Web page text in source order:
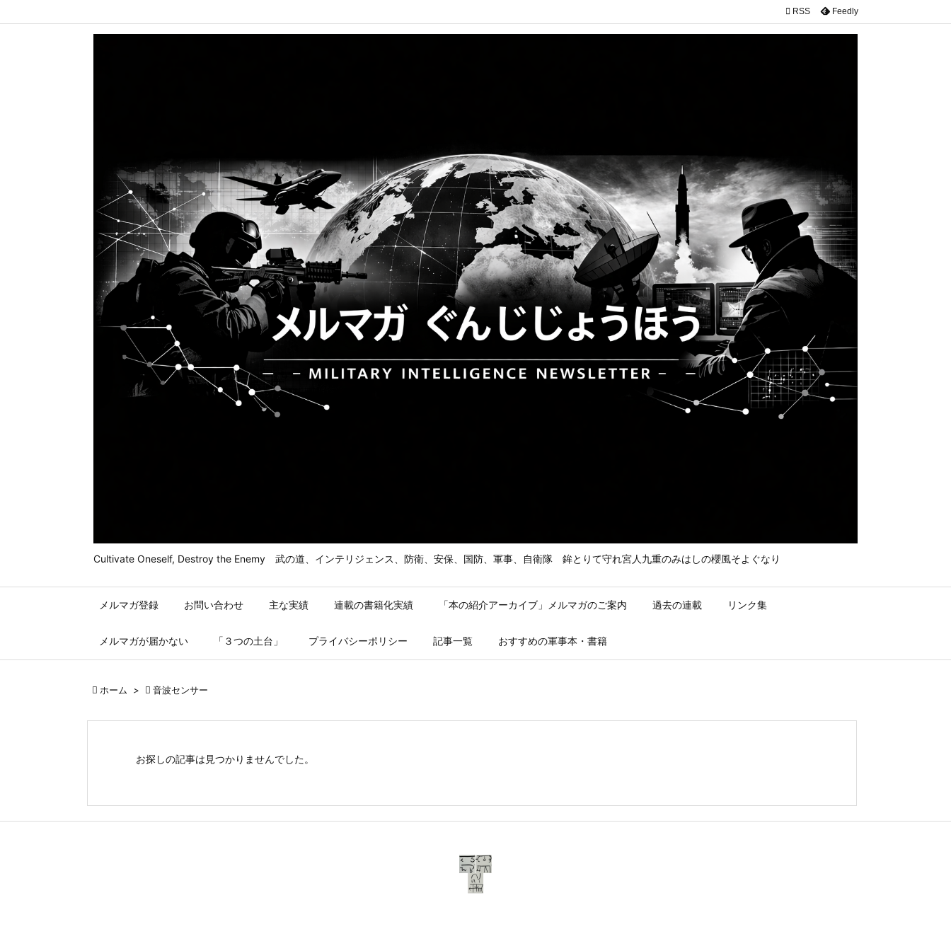
Cultivate Oneself, Destroy the Enemy 武の道、インテリジェンス、防衛、安保、国防、軍事、自衛隊 鉾とりて守れ宮人九重のみはしの櫻風そよぐなり
メルマガ登録 お問い合わせ 主な実績 連載の書籍化実績 「本の紹介アーカイブ」メルマガのご案内 過去の連載 リンク集
メルマガが届かない 「３つの土台」 プライバシーポリシー 記事一覧 おすすめの軍事本・書籍
 RSS Feedly
 ホーム >  音波センサー
お探しの記事は見つかりませんでした。